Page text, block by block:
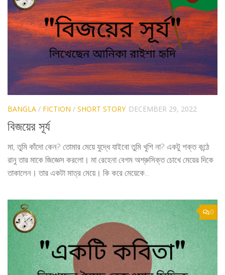
BANGLA / FICTION / SHORT STORY DECEMBER 29, 2022
বিজয়ের সূর্য
মা, তুমি কাঁদো কেন? তোমার মেয়ে যুদ্ধে যাইবো তুমি খুশি না? একটু শক্ত কন্ঠে
রানু তার মাকে জিজ্ঞেস করলো। মা রেহেনা বেগম অশ্রুসিক্ত চোখে মেয়ের দিকে
তাকালেন। তার একটা মাত্র মেয়ে। কি করে মেয়েকে...
0